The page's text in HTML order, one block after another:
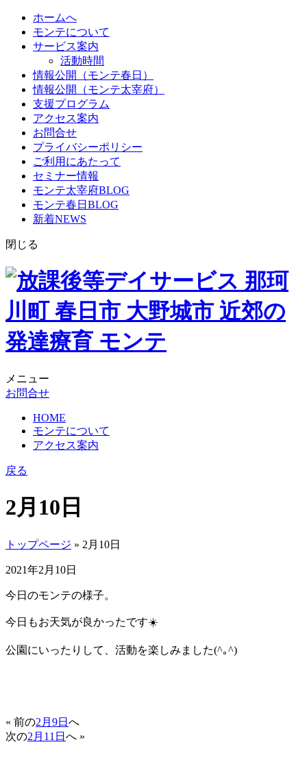
ホームへ
モンテについて
サービス案内
活動時間
情報公開（モンテ春日）
情報公開（モンテ太宰府）
支援プログラム
アクセス案内
お問合せ
プライバシーポリシー
ご利用にあたって
セミナー情報
モンテ太宰府BLOG
モンテ春日BLOG
新着NEWS
閉じる
メニュー
お問合せ
HOME
モンテについて
アクセス案内
戻る
2月10日
トップページ » 2月10日
2021年2月10日
今日のモンテの様子。
今日もお天気が良かったです☀️
公園にいったりして、活動を楽しみました(^｡^)
« 前の2月9日 へ
次の2月11日 へ »